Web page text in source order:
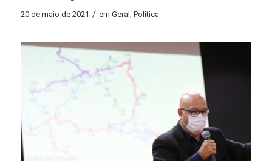
20 de maio de 2021 / em Geral , Política